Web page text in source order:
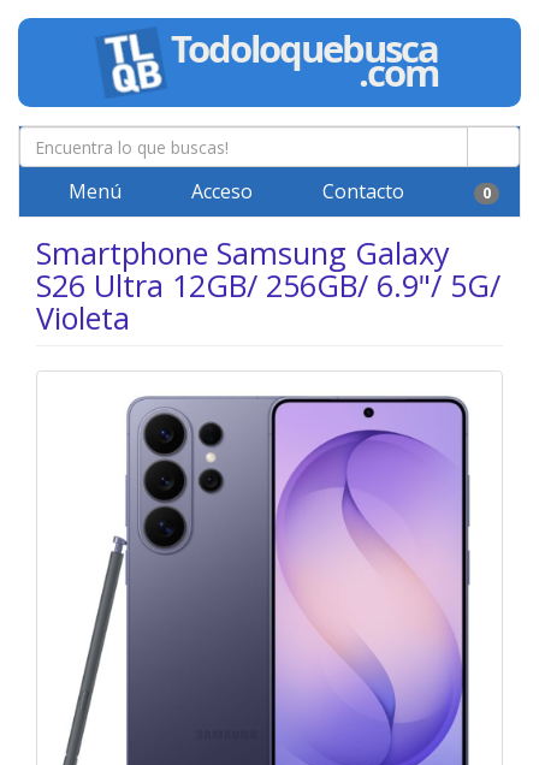
Menú Acceso Contacto 0
Smartphone Samsung Galaxy
S26 Ultra 12GB/ 256GB/ 6.9"/ 5G/
Violeta